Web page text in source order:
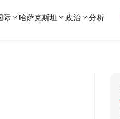
际 哈萨克斯坦 政治 分析